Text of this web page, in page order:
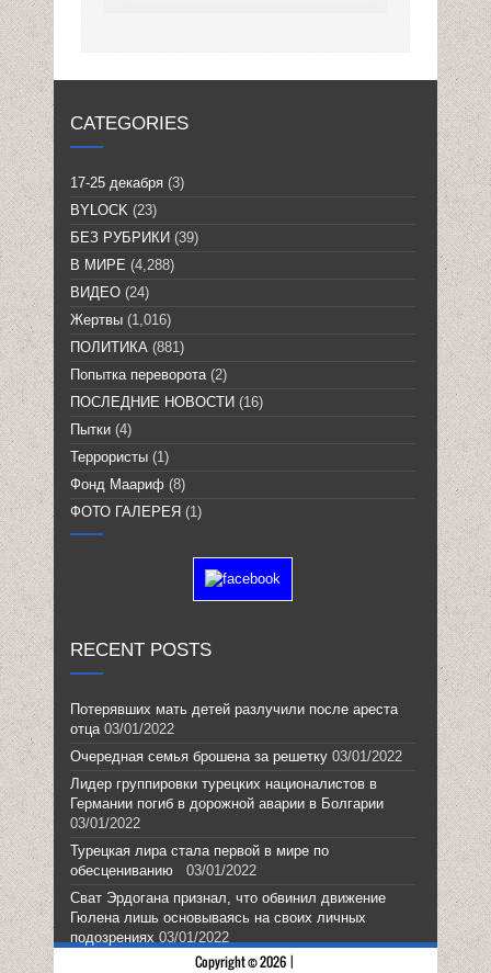
CATEGORIES
17-25 декабря (3)
BYLOCK (23)
БЕЗ РУБРИКИ (39)
В МИРЕ (4,288)
ВИДЕО (24)
Жертвы (1,016)
ПОЛИТИКА (881)
Попытка переворота(2)
ПОСЛЕДНИЕ НОВОСТИ (16)
Пытки (4)
Террористы (1)
Фонд Маариф (8)
ФОТО ГАЛЕРЕЯ (1)
RECENT POSTS
Потерявших мать детей разлучили после ареста
отца 03/01/2022
Очередная семья брошена за решетку 03/01/2022
Лидер группировки турецких националистов в
Германии погиб в дорожной аварии в Болгарии
03/01/2022
Турецкая лира стала первой в мире по
обесцениванию
03/01/2022
Сват Эрдогана признал, что обвинил движение
Гюлена лишь основываясь на своих личных
подозрениях 03/01/2022
Copyright © 2026 |